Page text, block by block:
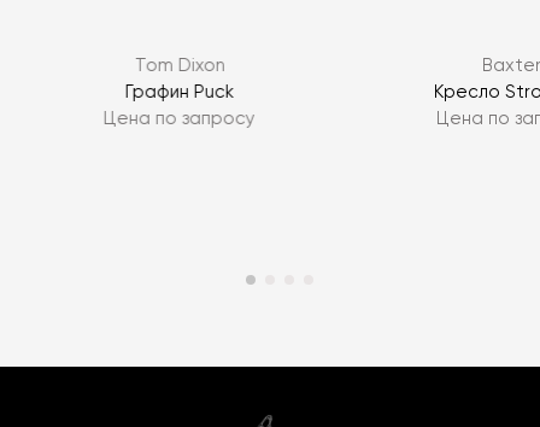
Tom Dixon
Графин Puck
Цена по запросу
Baxter
Кресло
Цена по